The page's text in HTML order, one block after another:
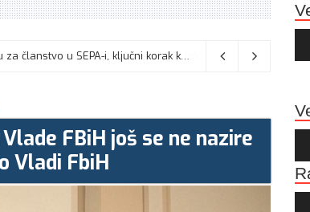
Centralna banka BiH danas predaje aplikaciju za članstvo u SEPA-i, ključni korak ka jeftinijim i bržim plaćanjima
FBiH još se ne nazire
Vladi FbiH